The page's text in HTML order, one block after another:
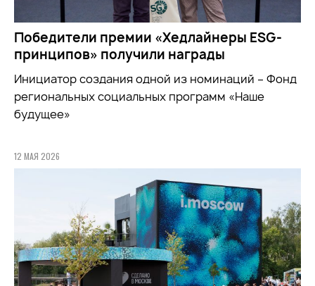
Победители премии «Хедлайнеры ESG-
принципов» получили награды
Инициатор создания одной из номинаций – Фонд
региональных социальных программ «Наше
будущее»
12 МАЯ 2026